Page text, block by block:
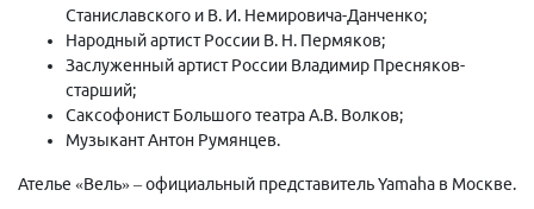
Станиславского и В. И. Немировича-Данченко;
Народный артист России В. Н. Пермяков;
Заслуженный артист России Владимир Пресняков-
старший;
Саксофонист Большого театра А.В. Волков;
Музыкант Антон Румянцев.
Ателье «Вель» – официальный представитель Yamaha в Москве.